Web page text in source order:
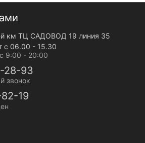
км ТЦ САДОВОД 19 линия 35
с 06.00 - 15.30
9:00 - 20:00
28-93
звонок
19